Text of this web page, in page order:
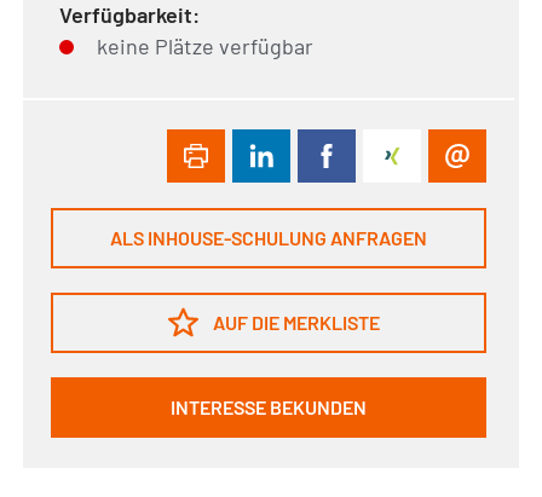
Verfügbarkeit:
keine Plätze verfügbar
ALS INHOUSE-SCHULUNG ANFRAGEN
AUF DIE MERKLISTE
INTERESSE BEKUNDEN